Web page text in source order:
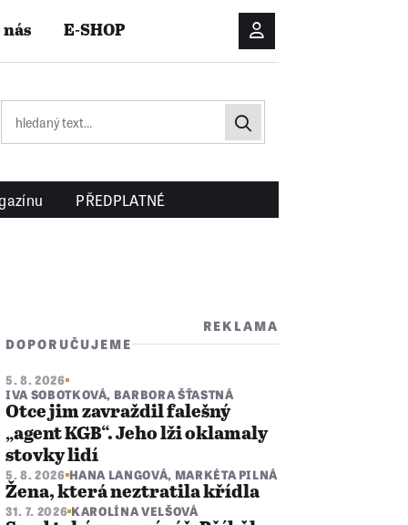
E-SHOP
Přihlášení/
PŘEDPLATNÉ
REKLAMA
DOPORUČUJEME
5. 8. 2026
IVA SOBOTKOVÁ, BARBORA ŠŤASTNÁ
Otce jim zavraždil falešný
„agent KGB“. Jeho lži oklamaly
stovky lidí
5. 8. 2026 HANA LANGOVÁ, MARKÉTA PILNÁ
Žena, která neztratila křídla
31. 7. 2026 KAROLÍNA VELŠOVÁ